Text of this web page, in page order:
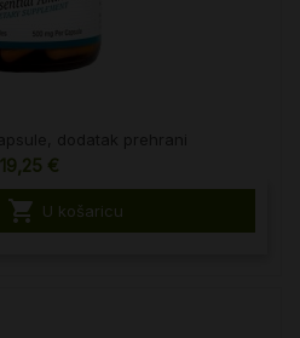
19,25 €
 U košaricu